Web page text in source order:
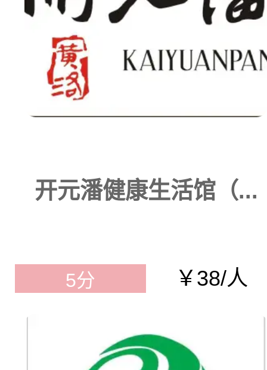
开元潘健康生活馆（...
5分 ￥38/人